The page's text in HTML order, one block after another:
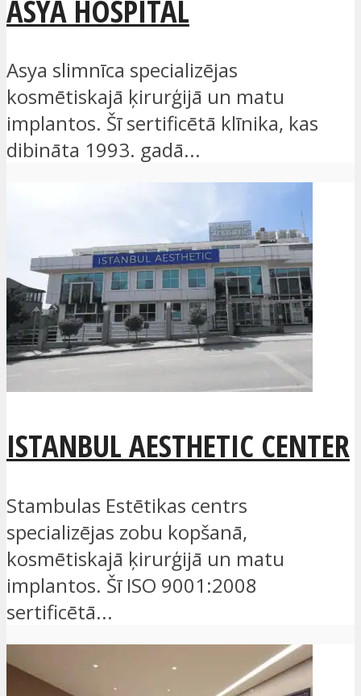
ASYA HOSPITAL
Asya slimnīca specializējas
kosmētiskajā ķirurģijā un matu
implantos. Šī sertificētā klīnika, kas
dibināta 1993. gadā...
ISTANBUL AESTHETIC CENTER
Stambulas Estētikas centrs
specializējas zobu kopšanā,
kosmētiskajā ķirurģijā un matu
implantos. Šī ISO 9001:2008
sertificētā...